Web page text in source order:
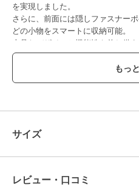
を実現しました。
さらに、前面には隠しファスナー
どの小物をスマートに収納可能。
上品なデザインと機能性を兼ね備
出かけを楽しんでみませんか。
【BARCOS/バルコス】
します。
サイズ
レビュー・口コミ